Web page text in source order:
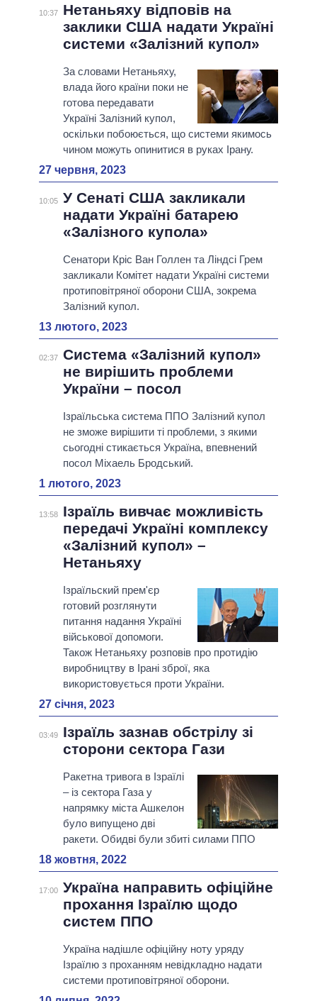
10:37
Нетаньяху відповів на
заклики США надати Україні
системи «Залізний купол»
За словами Нетаньяху,
влада його країни поки не
готова передавати
Україні Залізний купол,
оскільки побоюється, що системи якимось
чином можуть опинитися в руках Ірану.
27 червня, 2023
10:05 У Сенаті США закликали
надати Україні батарею
«Залізного купола»
Сенатори Кріс Ван Голлен та Ліндсі Грем
закликали Комітет надати Україні системи
протиповітряної оборони США, зокрема
Залізний купол.
13 лютого, 2023
02:37 Система «Залізний купол»
не вирішить проблеми
України – посол
Ізраїльська система ППО Залізний купол
не зможе вирішити ті проблеми, з якими
сьогодні стикається Україна, впевнений
посол Міхаель Бродський.
1 лютого, 2023
13:58
Ізраїль вивчає можливість
передачі Україні комплексу
«Залізний купол» –
Нетаньяху
Ізраїльский прем'єр
готовий розглянути
питання надання Україні
військової допомоги.
Також Нетаньяху розповів про протидію
виробництву в Ірані зброї, яка
використовується проти України.
27 січня, 2023
03:49
Ізраїль зазнав обстрілу зі
сторони сектора Гази
Ракетна тривога в Ізраїлі
– із сектора Газа у
напрямку міста Ашкелон
було випущено дві
ракети. Обидві були збиті силами ППО
18 жовтня, 2022
17:00 Україна направить офіційне
прохання Ізраїлю щодо
систем ППО
Україна надішле офіційну ноту уряду
Ізраїлю з проханням невідкладно надати
системи протиповітряної оборони.